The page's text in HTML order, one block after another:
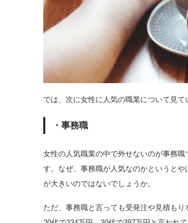
では、次に女性に人気の職業について見て
・事務職
女性の人気職業の中で外せないのが事務
す。なぜ、事務職が人気なのかというと
が大きいのではないでしょうか。
ただ、事務職と言っても受発注や見積も